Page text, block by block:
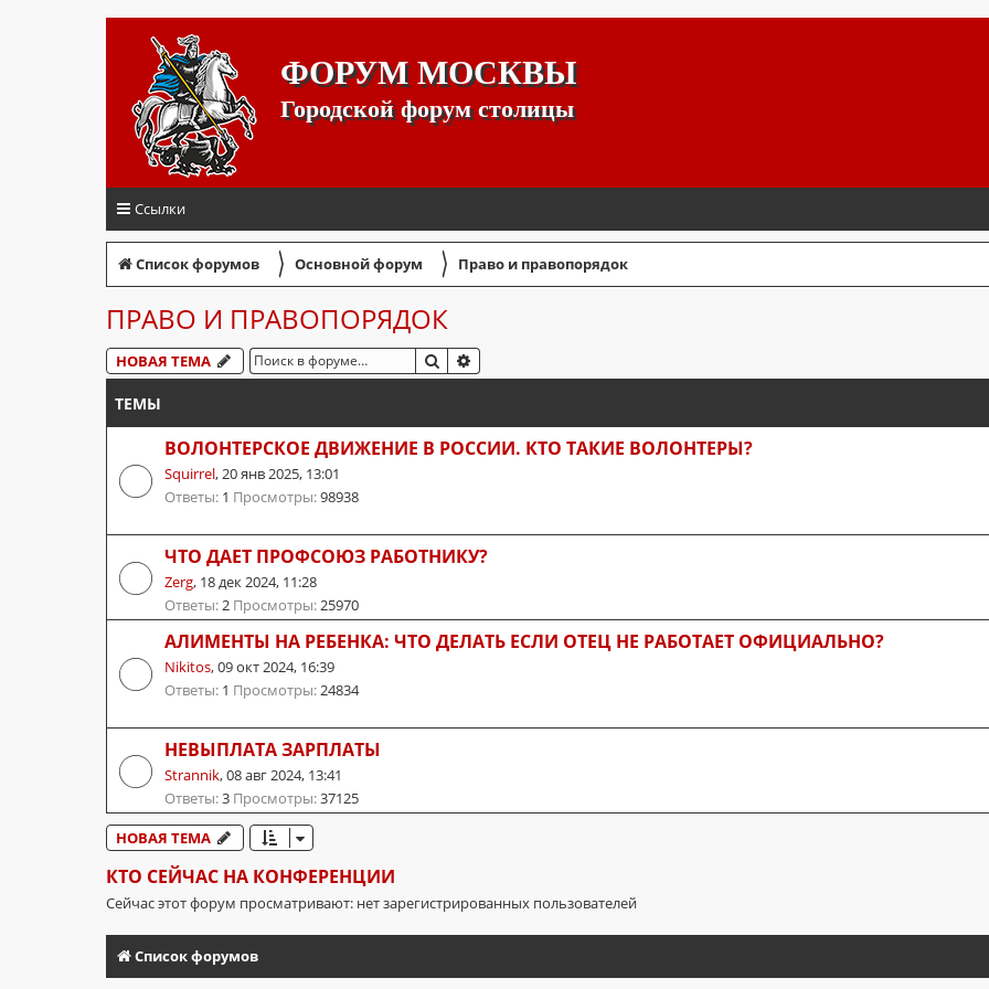
ФОРУМ МОСКВЫ
Городской форум столицы
Ссылки
Список форумов 〉 Основной форум 〉 Право и правопорядок
ПРАВО И ПРАВОПОРЯДОК
НОВАЯ ТЕМА ПОИСК
ТЕМЫ
ВОЛОНТЕРСКОЕ ДВИЖЕНИЕ В РОССИИ. КТО ТАКИЕ ВОЛОНТЕРЫ?
Squirrel, 20 янв 2025, 13:01
Ответы: 1 Просмотры:98938
ЧТО ДАЕТ ПРОФСОЮЗ РАБОТНИКУ?
Zerg, 18 дек 2024, 11:28
Ответы: 2 Просмотры: 25970
АЛИМЕНТЫ НА РЕБЕНКА: ЧТО ДЕЛАТЬ ЕСЛИ ОТЕЦ НЕ РАБОТАЕТ ОФИЦИАЛЬНО?
Nikitos,09 окт 2024, 16:39
Ответы: 1 Просмотры: 24834
НЕВЫПЛАТА ЗАРПЛАТЫ
Strannik,08 авг 2024, 13:41
Ответы:3 Просмотры:37125
НОВАЯ ТЕМА
КТО СЕЙЧАС НА КОНФЕРЕНЦИИ
Сейчас этот форум просматривают: нет зарегистрированных пользователей
Список форумов